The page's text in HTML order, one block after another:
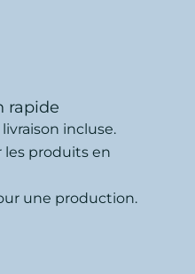
rapide
incluse.
les produits en
une production.